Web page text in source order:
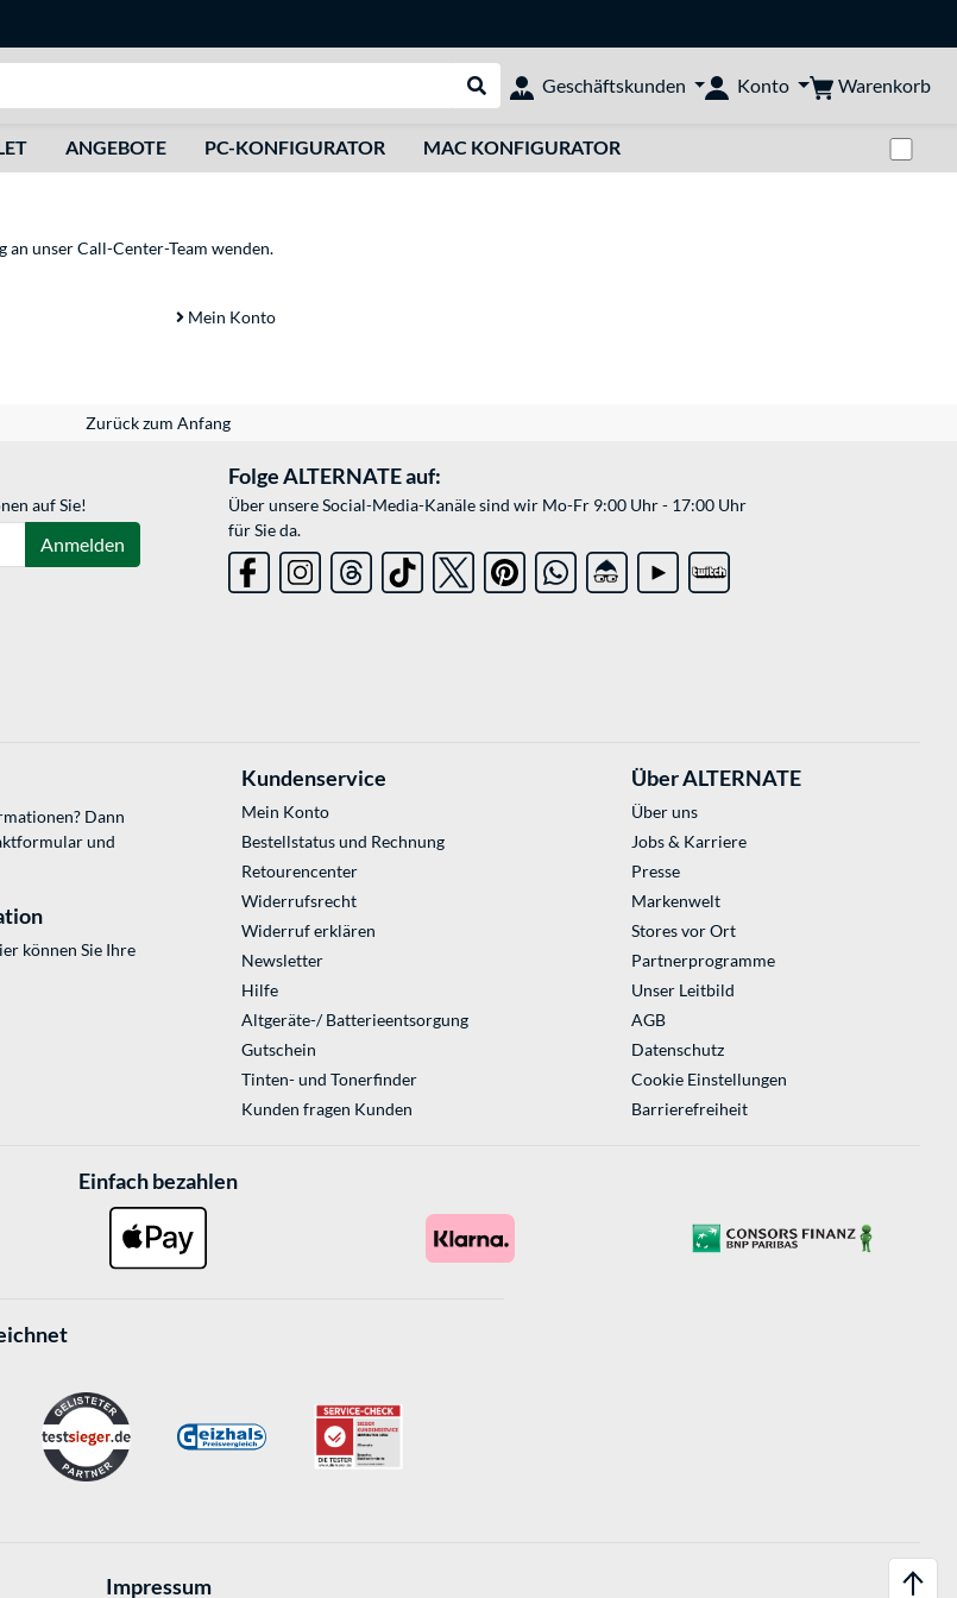
Suche durchführen
Geschäftskunden Konto Warenkorb
ANGEBOTE PC-KONFIGURATOR MAC KONFIGURATOR
an unser Call-Center-Team wenden.
Mein Konto
Zurück zum Anfang
auf Sie!
Anmelden
Folge ALTERNATE auf:
Über unsere Social-Media-Kanäle sind wir Mo-Fr 9:00 Uhr - 17:00 Uhr
für Sie da.
Dann
und
können Sie Ihre
Kundenservice
Mein Konto
Bestellstatus und Rechnung
Retourencenter
Widerrufsrecht
Widerruf erklären
Newsletter
Hilfe
Altgeräte-/ Batterieentsorgung
Gutschein
Tinten- und Tonerfinder
Kunden fragen Kunden
Über ALTERNATE
Über uns
Jobs & Karriere
Presse
Markenwelt
Stores vor Ort
Partnerprogramme
Unser Leitbild
AGB
Datenschutz
Cookie Einstellungen
Barrierefreiheit
Einfach bezahlen
Impressum